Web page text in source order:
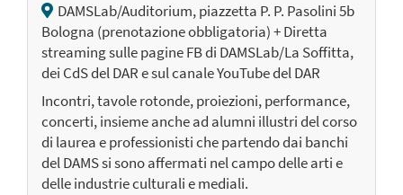
DAMSLab/Auditorium, piazzetta P. P. Pasolini 5b
Bologna (prenotazione obbligatoria) + Diretta
streaming sulle pagine FB di DAMSLab/La Soffitta,
dei CdS del DAR e sul canale YouTube del DAR
Incontri, tavole rotonde, proiezioni, performance,
concerti, insieme anche ad alumni illustri del corso
di laurea e professionisti che partendo dai banchi
del DAMS si sono affermati nel campo delle arti e
delle industrie culturali e mediali.